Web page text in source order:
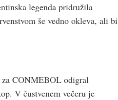
legenda pridružila
še vedno okleva, ali bi
CONMEBOL odigral
V čustvenem večeru je